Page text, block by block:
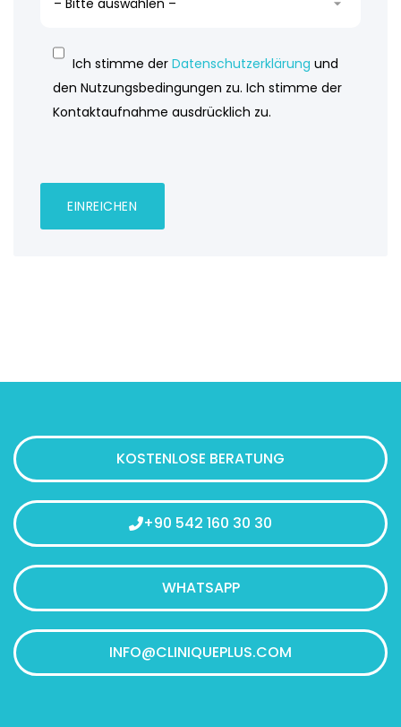
Ich stimme der Datenschutzerklärung und
den Nutzungsbedingungen zu. Ich stimme der
Kontaktaufnahme ausdrücklich zu.
KOSTENLOSE BERATUNG
+90 542 160 30 30
WHATSAPP
INFO@CLINIQUEPLUS.COM